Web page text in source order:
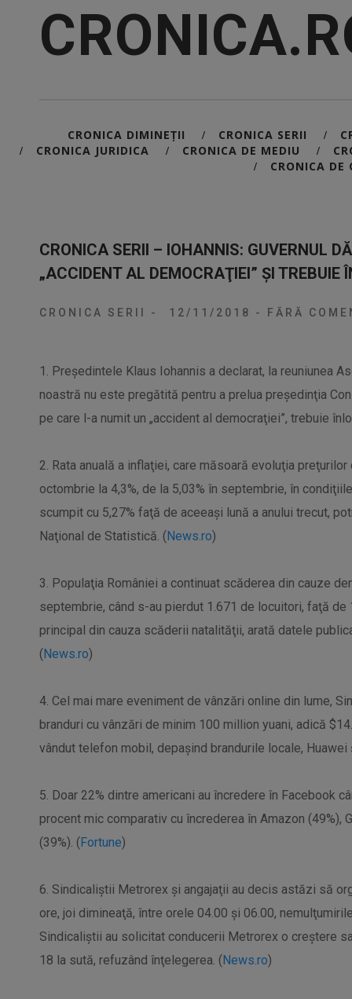
CRONICA DIMINEȚII / CRONICA SERII /
/ CRONICA JURIDICA / CRONICA DE MEDIU /
/ CRONICA DE
CRONICA SERII – IOHANNIS: GUVERNUL
„ACCIDENT AL DEMOCRAŢIEI” ȘI TREBUIE
CRONICA SERII - 12/11/2018 - FĂRĂ
1. Preşedintele Klaus Iohannis a declarat, la reuniunea
noastră nu este pregătită pentru a prelua preşedinţia
pe care l-a numit un „accident al democraţiei”, trebuie
2. Rata anuală a inflaţiei, care măsoară evoluţia
octombrie la 4,3%, de la 5,03% în septembrie, în
scumpit cu 5,27% faţă de aceeaşi lună a anului trecut,
Naţional de Statistică. (News.ro)
3. Populaţia României a continuat scăderea din cauze
septembrie, când s-au pierdut 1.671 de locuitori, faţă de
principal din cauza scăderii natalităţii, arată datele
(News.ro)
4. Cel mai mare eveniment de vânzări online din lume,
branduri cu vânzări de minim 100 million yuani, adică
vândut telefon mobil, depașind brandurile locale, Huawei
5. Doar 22% dintre americani au încredere în Facebook
procent mic comparativ cu încrederea în Amazon (49%),
(39%). (Fortune)
6. Sindicaliştii Metrorex şi angajaţii au decis astăzi să
ore, joi dimineaţă, între orele 04.00 şi 06.00,
Sindicaliştii au solicitat conducerii Metrorex o creştere
18 la sută, refuzând înţelegerea. (News.ro)